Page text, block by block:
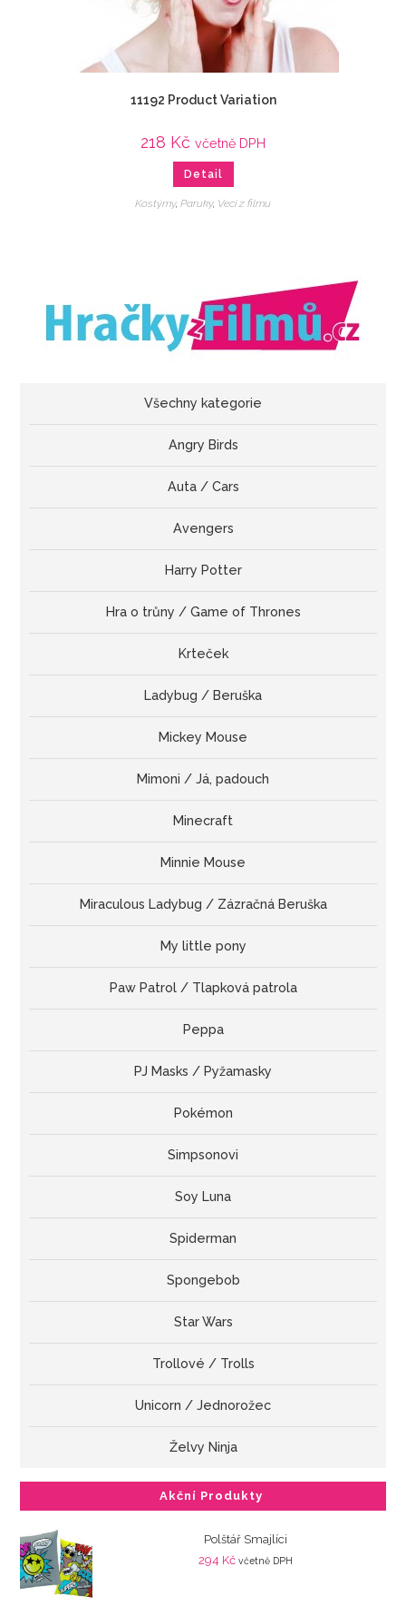
11192 Product Variation
218 Kč včetně DPH
Detail
Kostýmy, Paruky, Veci z filmu
Všechny kategorie
Angry Birds
Auta / Cars
Avengers
Harry Potter
Hra o trůny / Game of Thrones
Krteček
Ladybug / Beruška
Mickey Mouse
Mimoni / Já, padouch
Minecraft
Minnie Mouse
Miraculous Ladybug / Zázračná Beruška
My little pony
Paw Patrol / Tlapková patrola
Peppa
PJ Masks / Pyžamasky
Pokémon
Simpsonovi
Soy Luna
Spiderman
Spongebob
Star Wars
Trollové / Trolls
Unicorn / Jednorožec
Želvy Ninja
Akční Produkty
Polštář Smajlíci
294 Kč včetně DPH